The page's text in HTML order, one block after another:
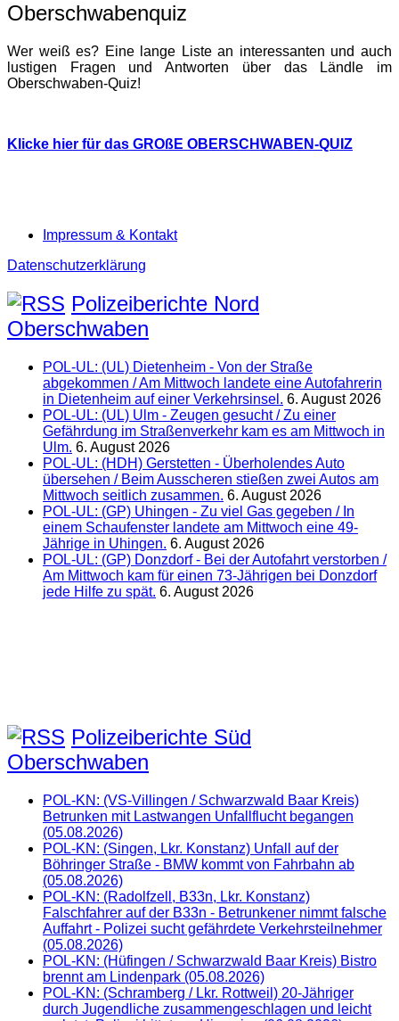
Oberschwabenquiz
Wer weiß es? Eine lange Liste an interessanten und auch
lustigen Fragen und Antworten über das Ländle im
Oberschwaben-Quiz!
Klicke hier für das GROßE OBERSCHWABEN-QUIZ
Impressum & Kontakt
Datenschutzerklärung
Polizeiberichte Nord
Oberschwaben
POL-UL: (UL) Dietenheim - Von der Straße
abgekommen / Am Mittwoch landete eine Autofahrerin
in Dietenheim auf einer Verkehrsinsel. 6. August 2026
POL-UL: (UL) Ulm - Zeugen gesucht / Zu einer
Gefährdung im Straßenverkehr kam es am Mittwoch in
Ulm. 6. August 2026
POL-UL: (HDH) Gerstetten - Überholendes Auto
übersehen / Beim Ausscheren stießen zwei Autos am
Mittwoch seitlich zusammen. 6. August 2026
POL-UL: (GP) Uhingen - Zu viel Gas gegeben / In
einem Schaufenster landete am Mittwoch eine 49-
Jährige in Uhingen. 6. August 2026
POL-UL: (GP) Donzdorf - Bei der Autofahrt verstorben /
Am Mittwoch kam für einen 73-Jährigen bei Donzdorf
jede Hilfe zu spät. 6. August 2026
Polizeiberichte Süd
Oberschwaben
POL-KN: (VS-Villingen / Schwarzwald Baar Kreis)
Betrunken mit Lastwangen Unfallflucht begangen
(05.08.2026)
POL-KN: (Singen, Lkr. Konstanz) Unfall auf der
Böhringer Straße - BMW kommt von Fahrbahn ab
(05.08.2026)
POL-KN: (Radolfzell, B33n, Lkr. Konstanz)
Falschfahrer auf der B33n - Betrunkener nimmt falsche
Auffahrt - Polizei sucht gefährdete Verkehrsteilnehmer
(05.08.2026)
POL-KN: (Hüfingen / Schwarzwald Baar Kreis) Bistro
brennt am Lindenpark (05.08.2026)
POL-KN: (Schramberg / Lkr. Rottweil) 20-Jähriger
durch Jugendliche zusammengeschlagen und leicht